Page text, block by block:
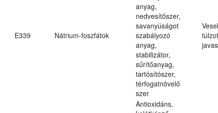
E339 Nátrium-foszfátok
anyag,
nedvesítőszer,
savanyúságot
szabályozó
anyag,
stabilizátor,
sűrítőanyag,
tartósítószer,
térfogatnövelő
szer
Antioxidáns,